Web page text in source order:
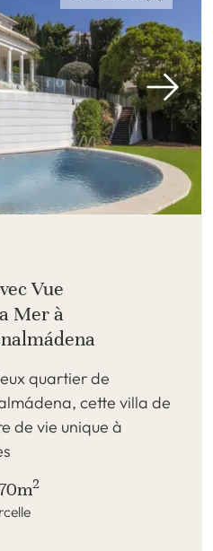
Vue
Mer à
quartier de
cette villa de
de vie unique à
2